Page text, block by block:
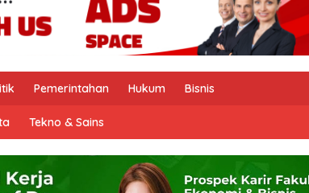
Pemerintahan Hukum Bisnis
Tekno & Sains